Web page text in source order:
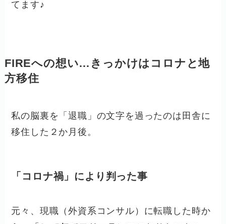
てます♪
FIREへの想い…きっかけはコロナと地
方移住
私の脳裏を「退職」の文字を過ったのは田舎に
移住した２か月後。
「コロナ禍」により判った事
元々、現職（外資系コンサル）に転職した時か